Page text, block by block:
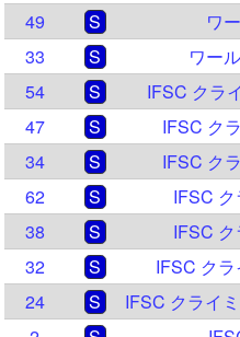
49
S ワ
33
S ワー
54
S IFSC クラ
47
S IFSC ク
34
S IFSC ク
62
S IFSC
38
S IFSC
32
S IFSC ク
24
S